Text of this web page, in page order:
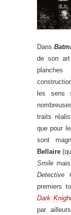
Dans
de son
les sens
traits
que pour
sont
Bellaire
Smile
Detective
premiers
Dark
par